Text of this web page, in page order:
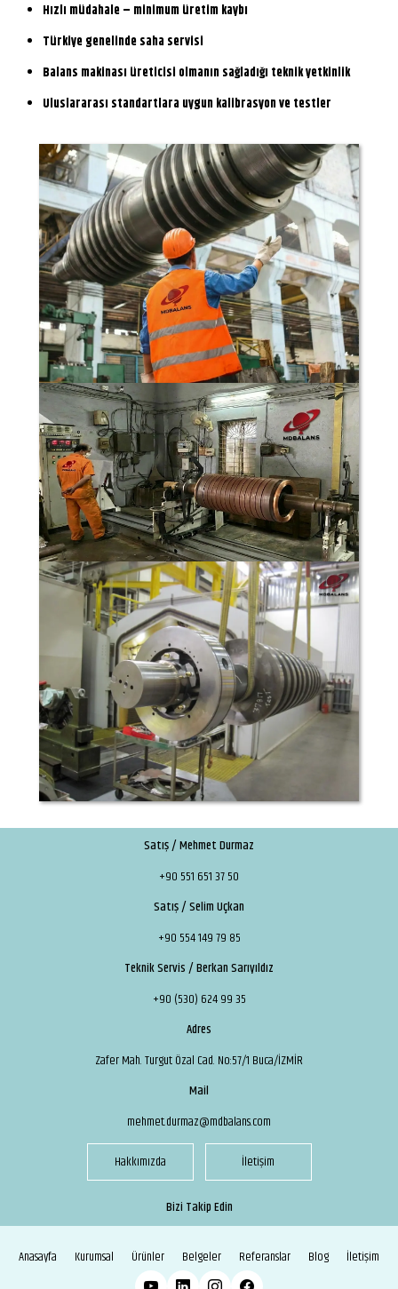
Hızlı müdahale – minimum üretim kaybı
Türkiye genelinde saha servisi
Balans makinası üreticisi olmanın sağladığı teknik yetkinlik
Uluslararası standartlara uygun kalibrasyon ve testler
Satış / Mehmet Durmaz
+90 551 651 37 50
Satış / Selim Uçkan
+90 554 149 79 85
Teknik Servis / Berkan Sarıyıldız
+90 (530) 624 99 35
Adres
Zafer Mah. Turgut Özal Cad. No:57/1 Buca/İZMİR
Mail
mehmet.durmaz@mdbalans.com
Hakkımızda İletişim
Bizi Takip Edin
Anasayfa Kurumsal Ürünler Belgeler Referanslar Blog İletişim